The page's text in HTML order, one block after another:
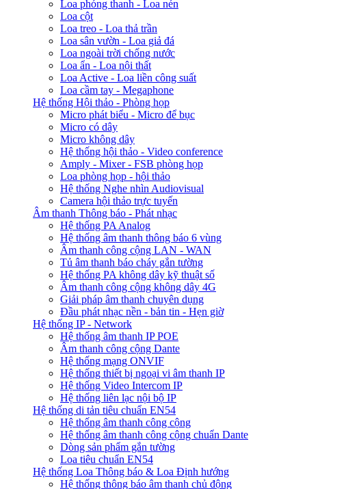
Loa phóng thanh - Loa nén
Loa cột
Loa treo - Loa thả trần
Loa sân vườn - Loa giả đá
Loa ngoài trời chống nước
Loa ẩn - Loa nội thất
Loa Active - Loa liền công suất
Loa cầm tay - Megaphone
Hệ thống Hội thảo - Phòng họp
Micro phát biểu - Micro để bục
Micro có dây
Micro không dây
Hệ thống hội thảo - Video conference
Amply - Mixer - FSB phòng họp
Loa phòng họp - hội thảo
Hệ thống Nghe nhìn Audiovisual
Camera hội thảo trực tuyến
Âm thanh Thông báo - Phát nhạc
Hệ thống PA Analog
Hệ thống âm thanh thông báo 6 vùng
Âm thanh công cộng LAN - WAN
Tủ âm thanh báo cháy gắn tường
Hệ thống PA không dây kỹ thuật số
Âm thanh công cộng không dây 4G
Giải pháp âm thanh chuyên dụng
Đầu phát nhạc nền - bản tin - Hẹn giờ
Hệ thống IP - Network
Hệ thống âm thanh IP POE
Âm thanh công cộng Dante
Hệ thống mạng ONVIF
Hệ thống thiết bị ngoại vi âm thanh IP
Hệ thống Video Intercom IP
Hệ thống liên lạc nội bộ IP
Hệ thống di tản tiêu chuẩn EN54
Hệ thống âm thanh công cộng
Hệ thống âm thanh công cộng chuẩn Dante
Dòng sản phẩm gắn tường
Loa tiêu chuẩn EN54
Hệ thống Loa Thông báo & Loa Định hướng
Hệ thống thông báo âm thanh chủ động